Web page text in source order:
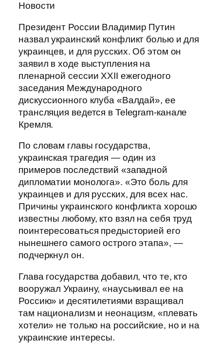
Новости
Президент России Владимир Путин
назвал украинский конфликт болью и для
украинцев, и для русских. Об этом он
заявил в ходе выступления на
пленарной сессии XXII ежегодного
заседания Международного
дискуссионного клуба «Валдай», ее
трансляция ведется в Telegram-канале
Кремля.
По словам главы государства,
украинская трагедия — один из
примеров последствий «западной
дипломатии монолога». «Это боль для
украинцев и для русских, для всех нас.
Причины украинского конфликта хорошо
известны любому, кто взял на себя труд
поинтересоваться предысторией его
нынешнего самого острого этапа», —
подчеркнул он.
Глава государства добавил, что те, кто
вооружал Украину, «науськивал ее на
Россию» и десятилетиями взращивал
там национализм и неонацизм, «плевать
хотели» не только на российские, но и на
украинские интересы.